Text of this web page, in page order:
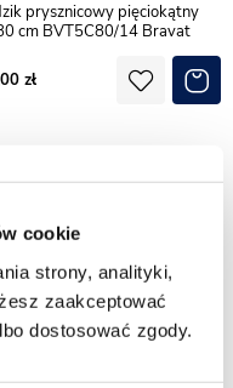
cookie
strony, analityki,
zaakceptować
dostosować zgody.
cm BVT5C80/14 Bravat